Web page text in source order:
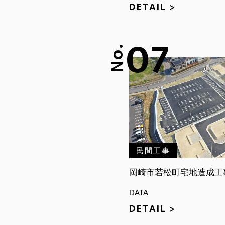
DETAIL >
No.07
民間工事
岡崎市若松町宅地造成工
DATA
DETAIL >